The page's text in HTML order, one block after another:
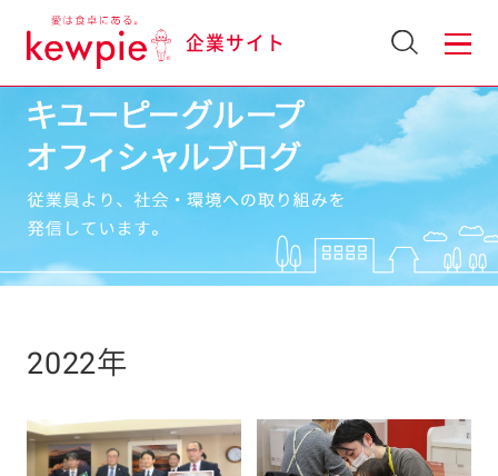
企業サイト
2022年